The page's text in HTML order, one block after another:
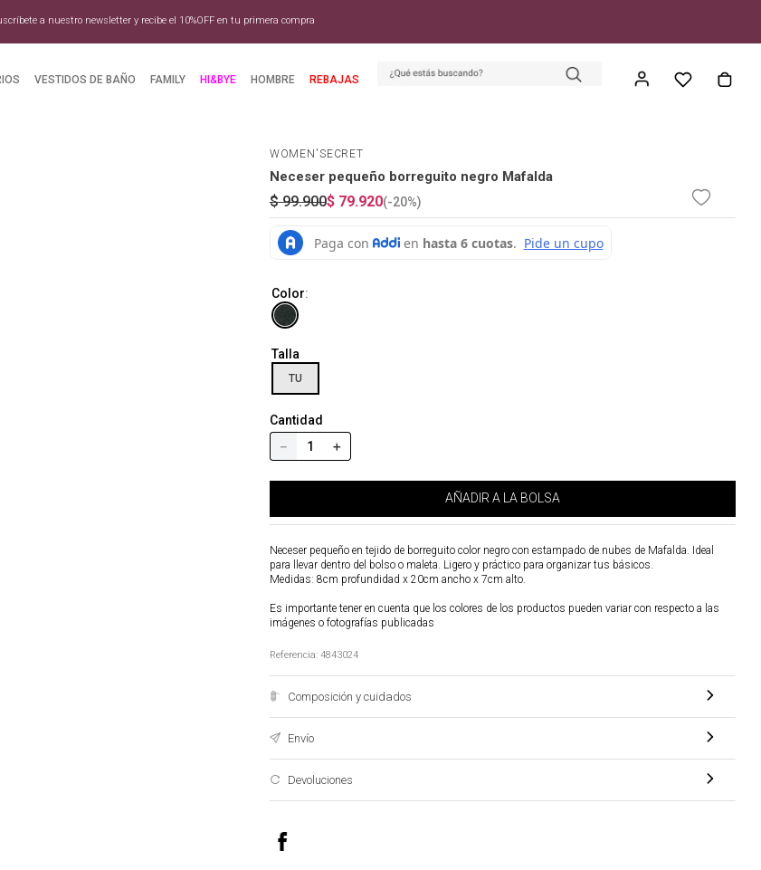
a nuestro newsletter y recibe el 10%OFF en tu primera compra
VESTIDOS DE BAÑO FAMILY HI&BYE HOMBRE REBAJAS
WOMEN'SECRET
Neceser pequeño borreguito negro Mafalda
$ 99.900$ 79.920(-20%)
Color:
Talla
TU
Cantidad
＋
－
AÑADIR A LA BOLSA
Neceser pequeño en tejido de borreguito color negro con estampado de nubes de Mafalda. Ideal
para llevar dentro del bolso o maleta. Ligero y práctico para organizar tus básicos.
Medidas: 8cm profundidad x 20cm ancho x 7cm alto.
Es importante tener en cuenta que los colores de los productos pueden variar con respecto a las
imágenes o fotografías publicadas
Referencia: 4843024
Composición y cuidados
Envío
Devoluciones